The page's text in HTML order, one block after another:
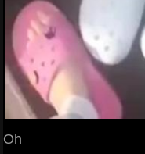
Oh